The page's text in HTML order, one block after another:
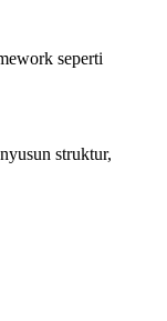
seperti
struktur,